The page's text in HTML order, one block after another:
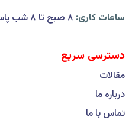
ساعات کاری: ۸ صبح تا ۸ شب پاسخ تلفنی
دسترسی سریع
مقالات
درباره ما
تماس با ما